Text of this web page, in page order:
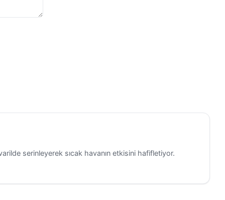
destek
serinleyerek sıcak havanın etkisini hafifletiyor.